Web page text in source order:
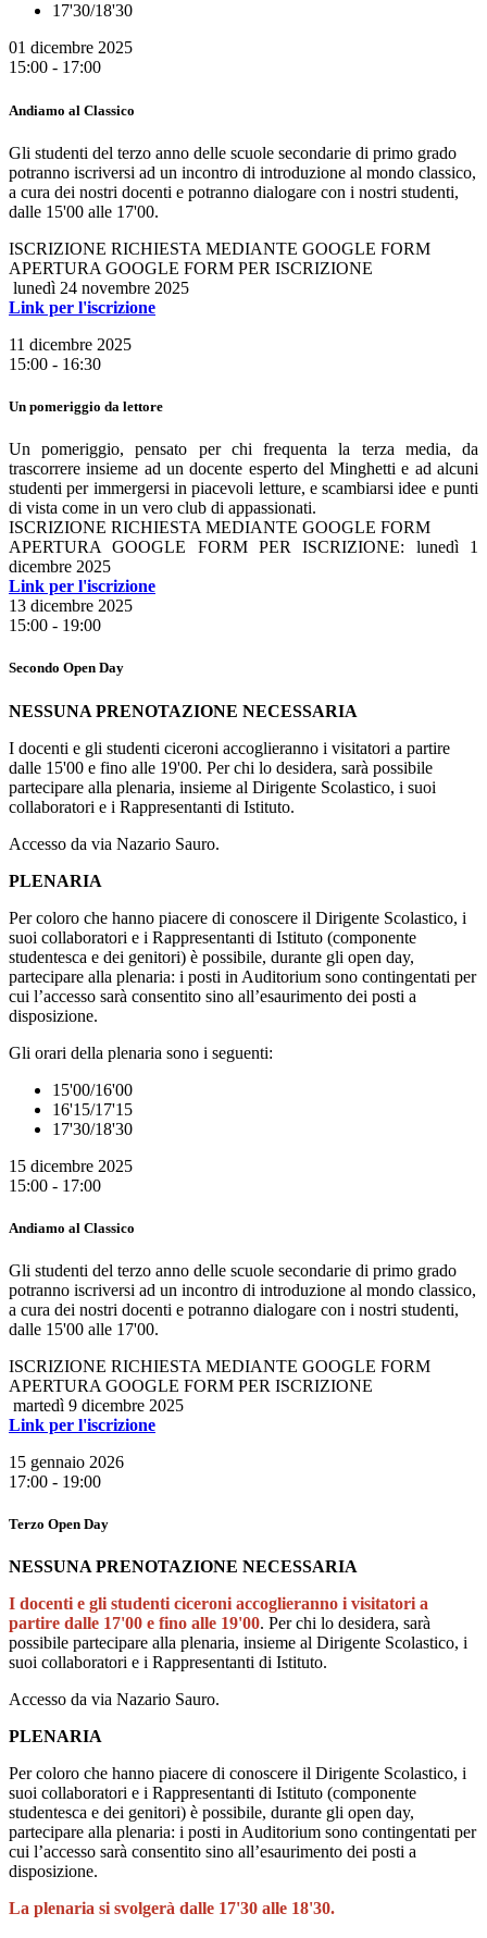
17'30/18'30
01 dicembre 2025
15:00 - 17:00
Andiamo al Classico
Gli studenti del terzo anno delle scuole secondarie di primo grado
potranno iscriversi ad un incontro di introduzione al mondo classico,
a cura dei nostri docenti e potranno dialogare con i nostri studenti,
dalle 15'00 alle 17'00.
ISCRIZIONE RICHIESTA MEDIANTE GOOGLE FORM
APERTURA GOOGLE FORM PER ISCRIZIONE
lunedì 24 novembre 2025
Link per l'iscrizione
11 dicembre 2025
15:00 - 16:30
Un pomeriggio da lettore
Un pomeriggio, pensato per chi frequenta la terza media, da
trascorrere insieme ad un docente esperto del Minghetti e ad alcuni
studenti per immergersi in piacevoli letture, e scambiarsi idee e punti
di vista come in un vero club di appassionati.
ISCRIZIONE RICHIESTA MEDIANTE GOOGLE FORM
APERTURA GOOGLE FORM PER ISCRIZIONE: lunedì 1
dicembre 2025
Link per l'iscrizione
13 dicembre 2025
15:00 - 19:00
Secondo Open Day
NESSUNA PRENOTAZIONE NECESSARIA
I docenti e gli studenti ciceroni accoglieranno i visitatori a partire
dalle 15'00 e fino alle 19'00. Per chi lo desidera, sarà possibile
partecipare alla plenaria, insieme al Dirigente Scolastico, i suoi
collaboratori e i Rappresentanti di Istituto.
Accesso da via Nazario Sauro.
PLENARIA
Per coloro che hanno piacere di conoscere il Dirigente Scolastico, i
suoi collaboratori e i Rappresentanti di Istituto (componente
studentesca e dei genitori) è possibile, durante gli open day,
partecipare alla plenaria: i posti in Auditorium sono contingentati per
cui l’accesso sarà consentito sino all’esaurimento dei posti a
disposizione.
Gli orari della plenaria sono i seguenti:
15'00/16'00
16'15/17'15
17'30/18'30
15 dicembre 2025
15:00 - 17:00
Andiamo al Classico
Gli studenti del terzo anno delle scuole secondarie di primo grado
potranno iscriversi ad un incontro di introduzione al mondo classico,
a cura dei nostri docenti e potranno dialogare con i nostri studenti,
dalle 15'00 alle 17'00.
ISCRIZIONE RICHIESTA MEDIANTE GOOGLE FORM
APERTURA GOOGLE FORM PER ISCRIZIONE
martedì 9 dicembre 2025
Link per l'iscrizione
15 gennaio 2026
17:00 - 19:00
Terzo Open Day
NESSUNA PRENOTAZIONE NECESSARIA
I docenti e gli studenti ciceroni accoglieranno i visitatori a
partire dalle 17'00 e fino alle 19'00. Per chi lo desidera, sarà
possibile partecipare alla plenaria, insieme al Dirigente Scolastico, i
suoi collaboratori e i Rappresentanti di Istituto.
Accesso da via Nazario Sauro.
PLENARIA
Per coloro che hanno piacere di conoscere il Dirigente Scolastico, i
suoi collaboratori e i Rappresentanti di Istituto (componente
studentesca e dei genitori) è possibile, durante gli open day,
partecipare alla plenaria: i posti in Auditorium sono contingentati per
cui l’accesso sarà consentito sino all’esaurimento dei posti a
disposizione.
La plenaria si svolgerà dalle 17'30 alle 18'30.